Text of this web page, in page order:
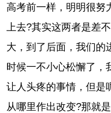
高考前一样，明明很努
上去?其实这两者是差
大，到了后面，我们的
时候一不小心松懈了，
让人头疼的事情，但是
从哪里作出改变?那就